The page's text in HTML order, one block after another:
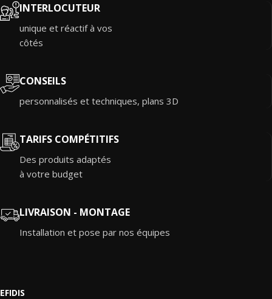
INTERLOCUTEUR
unique et réactif à vos
côtés
CONSEILS
personnalisés et techniques, plans 3D
TARIFS COMPÉTITIFS
Des produits adaptés
à votre budget
LIVRAISON - MONTAGE
Installation et pose par nos équipes
EFIDIS